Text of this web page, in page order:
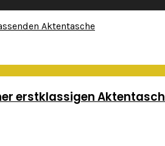
erstklassigen